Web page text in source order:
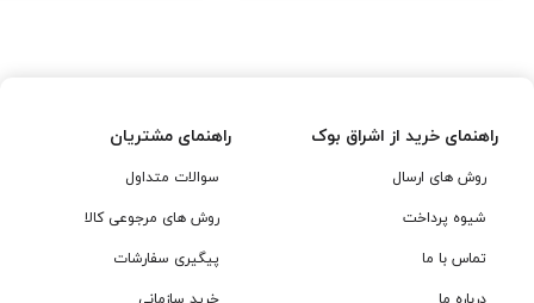
راهنمای خرید از اشراق بوک
روش های ارسال
شیوه پرداخت
تماس با ما
راهنمای مشتریان
سوالات متداول
روش های مرجوعی کالا
پیگیری سفارشات